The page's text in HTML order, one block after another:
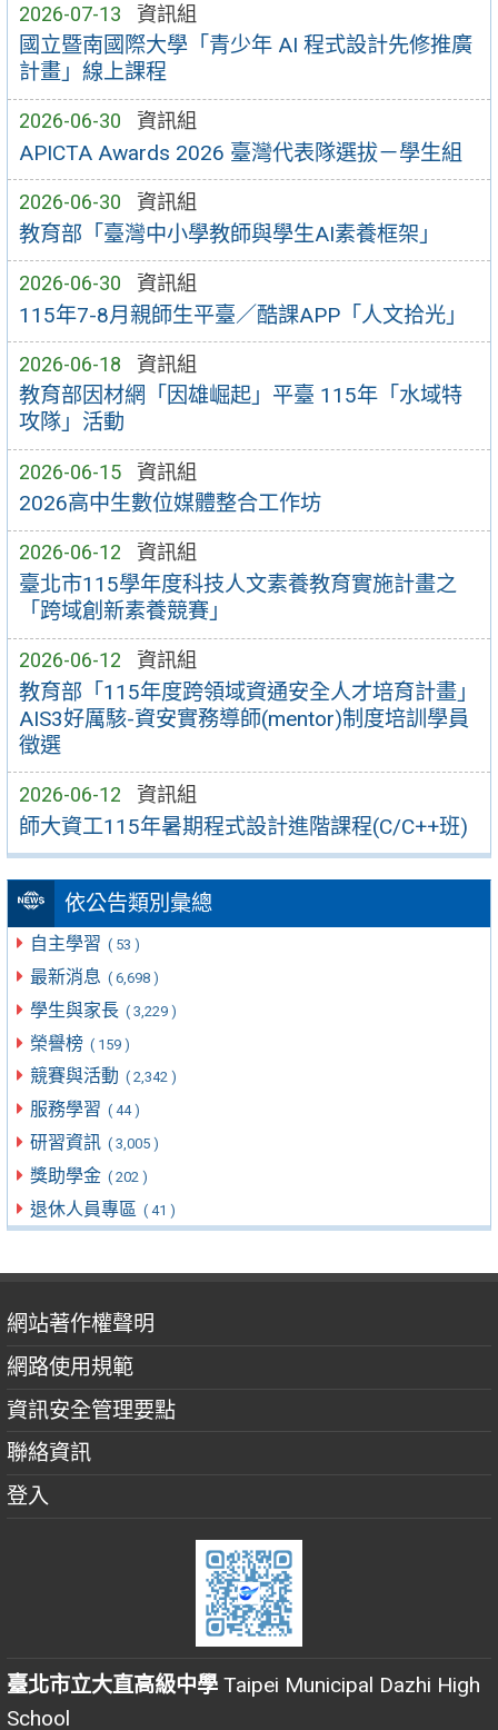
2026-07-13 資訊組
國立暨南國際大學「青少年 AI 程式設計先修推廣
計畫」線上課程
2026-06-30 資訊組
APICTA Awards 2026 臺灣代表隊選拔－學生組
2026-06-30 資訊組
教育部「臺灣中小學教師與學生AI素養框架」
2026-06-30 資訊組
115年7-8月親師生平臺／酷課APP「人文拾光」
2026-06-18 資訊組
教育部因材網「因雄崛起」平臺 115年「水域特
攻隊」活動
2026-06-15 資訊組
2026高中生數位媒體整合工作坊
2026-06-12 資訊組
臺北市115學年度科技人文素養教育實施計畫之
「跨域創新素養競賽」
2026-06-12 資訊組
教育部「115年度跨領域資通安全人才培育計畫」
AIS3好厲駭-資安實務導師(mentor)制度培訓學員
徵選
2026-06-12 資訊組
師大資工115年暑期程式設計進階課程(C/C++班)
依公告類別彙總
自主學習 ( 53 )
最新消息 ( 6,698 )
學生與家長 ( 3,229 )
榮譽榜 ( 159 )
競賽與活動 ( 2,342 )
服務學習 ( 44 )
研習資訊 ( 3,005 )
獎助學金 ( 202 )
退休人員專區 ( 41 )
網站著作權聲明
網路使用規範
資訊安全管理要點
聯絡資訊
登入
臺北市立大直高級中學 Taipei Municipal Dazhi High
School